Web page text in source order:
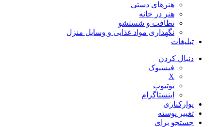
هنرهای دستی
هنر در خانه
نظافت و شستشو
نگهداری مواد غذایی و وسایل منزل
تبلیغات
دنبال کردن
فیسبوک
X
یوتیوب
اینستاگرام
نوارکناری
تغییر پوسته
جستجو برای